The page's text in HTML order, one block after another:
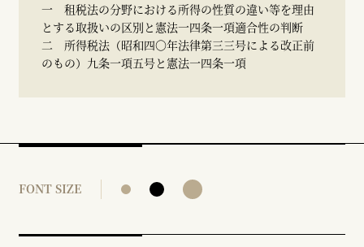
一 租税法の分野における所得の性質の違い等を理由
とする取扱いの区別と憲法一四条一項適合性の判断
二 所得税法（昭和四〇年法律第三三号による改正前
のもの）九条一項五号と憲法一四条一項
FONT SIZE